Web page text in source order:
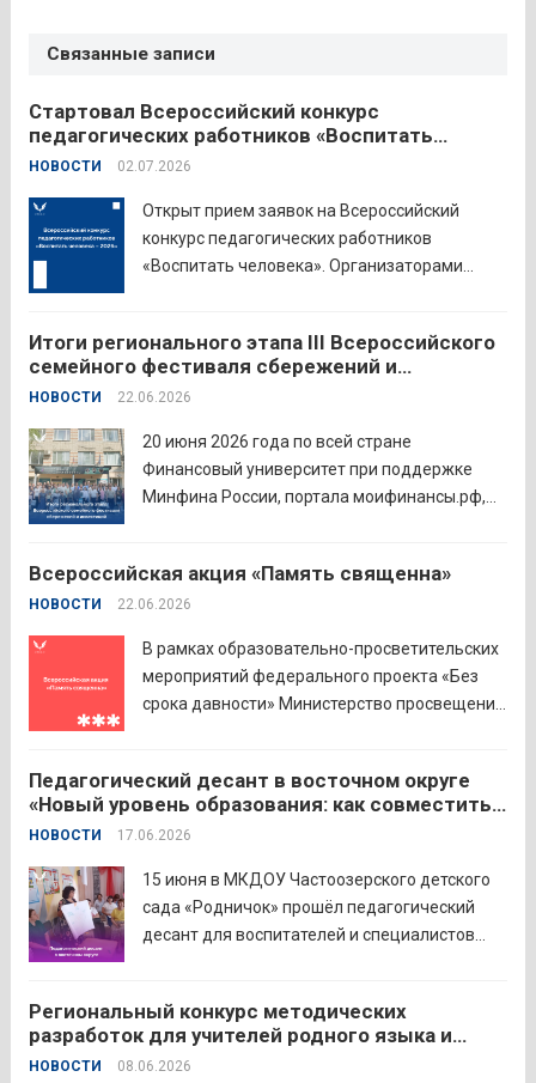
Связанные записи
Стартовал Всероссийский конкурс
педагогических работников «Воспитать
человека – 2026»
НОВОСТИ 02.07.2026
Открыт прием заявок на Всероссийский
конкурс педагогических работников
«Воспитать человека». Организаторами
Институт изучения детства, семьи и
воспитания и Российский детско-юношеский
центр. Прием заявок пройдет до 26 июля
включительно. Участниками конкурса могут
стать педагоги детских...
Итоги регионального этапа III Всероссийского
семейного фестиваля сбережений и
инвестиций
НОВОСТИ 22.06.2026
20 июня 2026 года по всей стране
Финансовый университет при поддержке
Минфина России, портала моифинансы.рф,
семейного фестиваля сбережений и
инвестиций. В Курганской области
филиал Финуниверситета. 16 семей-
победителей... Читать дальше
Всероссийская акция «Память священна»
НОВОСТИ 22.06.2026
В рамках образовательно-просветительских
мероприятий федерального проекта «Без
срока давности» Министерство просвещения
проводят всероссийскую акцию «Память
священна». 22 июня 2026 года Россия
отмечает 85-ю годовщину начала Великой
Отечественной войны. Просим на страницах
школ в...
Педагогический десант в восточном округе
«Новый уровень образования: как совместить
качество и эффективность»
НОВОСТИ 17.06.2026
15 июня в МКДОУ Частоозерского детского
сада «Родничок» прошёл педагогический
десант для воспитателей и специалистов
педагогов восточного округа для повышения
профессиональных компетенций и
знакомства с актуальными подходами к
Региональный конкурс методических
разработок для учителей родного языка и
родной литературы
НОВОСТИ 08.06.2026